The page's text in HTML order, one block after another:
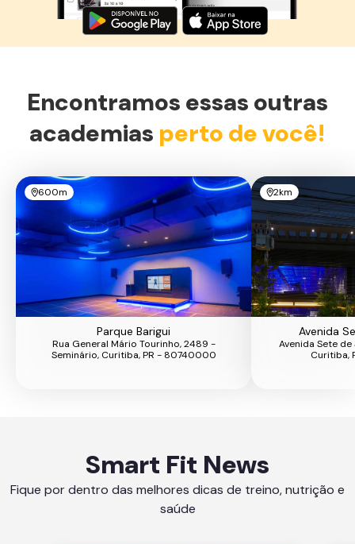
Encontramos essas outras
academias perto de você!
600m
Parque Barigui
Rua General Mário Tourinho, 2489 -
Seminário, Curitiba, PR - 80740000
2km
Avenida
Avenida Sete
Curitiba,
Smart Fit News
Fique por dentro das melhores dicas de treino, nutrição e
saúde